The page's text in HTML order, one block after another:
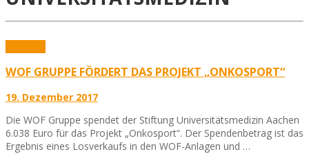
WOF GRUPPE FÖRDERT DAS PROJEKT „ONKOSPORT“
19. Dezember 2017
Die WOF Gruppe spendet der Stiftung Universitätsmedizin Aachen
6.038 Euro für das Projekt „Onkosport“. Der Spendenbetrag ist das
Ergebnis eines Losverkaufs in den WOF-Anlagen und …